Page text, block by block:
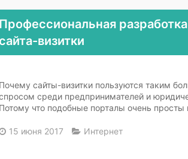
Профессиональная разработка
сайта-визитки
Почему сайты-визитки пользуются таким
среди предпринимателей и
Потому что подобные порталы очень просты
15 июня 2017 Интернет